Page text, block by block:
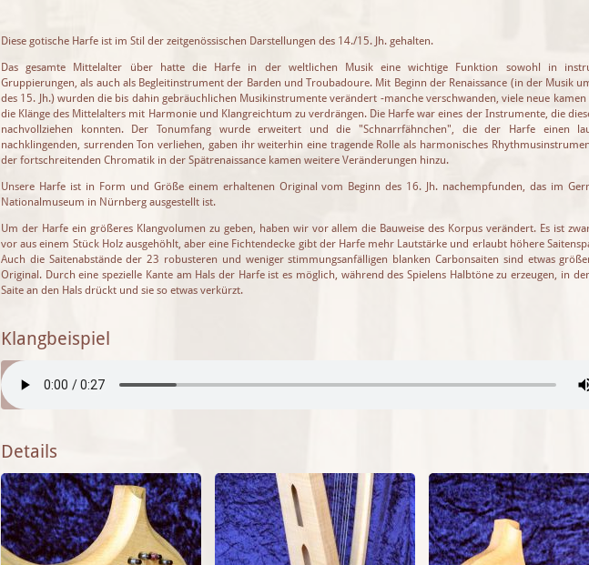
Diese gotische Harfe ist im Stil der zeitgenössischen Darstellungen des 14./15. Jh. gehalten.
Das gesamte Mittelalter über hatte die Harfe in der weltlichen Musik eine wichtige Funktion sowohl in
Gruppierungen, als auch als Begleitinstrument der Barden und Troubadoure. Mit Beginn der Renaissance (in der Musik
des 15. Jh.) wurden die bis dahin gebräuchlichen Musikinstrumente verändert -manche verschwanden, viele neue
die Klänge des Mittelalters mit Harmonie und Klangreichtum zu verdrängen. Die Harfe war eines der Instrumente, die
nachvollziehen konnten. Der Tonumfang wurde erweitert und die "Schnarrfähnchen", die der Harfe einen
nachklingenden, surrenden Ton verliehen, gaben ihr weiterhin eine tragende Rolle als harmonisches
der fortschreitenden Chromatik in der Spätrenaissance kamen weitere Veränderungen hinzu.
Unsere Harfe ist in Form und Größe einem erhaltenen Original vom Beginn des 16. Jh. nachempfunden, das im
Nationalmuseum in Nürnberg ausgestellt ist.
Um der Harfe ein größeres Klangvolumen zu geben, haben wir vor allem die Bauweise des Korpus verändert. Es ist
vor aus einem Stück Holz ausgehöhlt, aber eine Fichtendecke gibt der Harfe mehr Lautstärke und erlaubt höhere
Auch die Saitenabstände der 23 robusteren und weniger stimmungsanfälligen blanken Carbonsaiten sind etwas
Original. Durch eine spezielle Kante am Hals der Harfe ist es möglich, während des Spielens Halbtöne zu erzeugen, in
Saite an den Hals drückt und sie so etwas verkürzt.
Klangbeispiel
Details